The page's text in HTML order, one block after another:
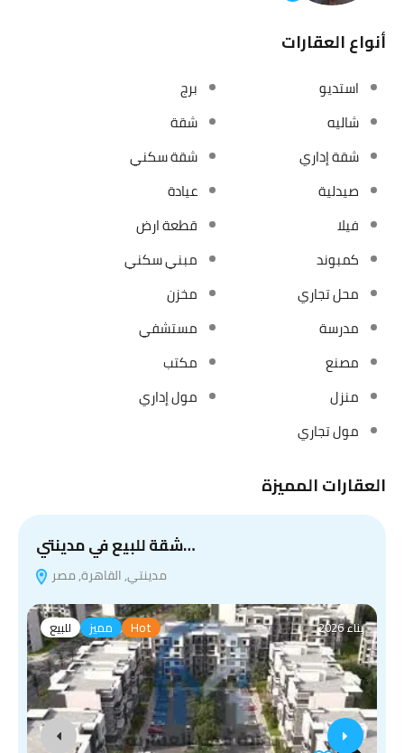
أنواع العقارات
استديو
برج
شاليه
شقة
شقة إداري
شقة سكني
صيدلية
عيادة
فيلا
قطعة ارض
كمبوند
مبني سكني
محل تجاري
مخزن
مدرسة
مستشفي
مصنع
مكتب
منزل
مول إداري
مول تجاري
العقارات المميزة
شقة للبيع في مدينتي…
مدينتي, القاهرة, مصر
للبيع مميز Hot بناء 2026